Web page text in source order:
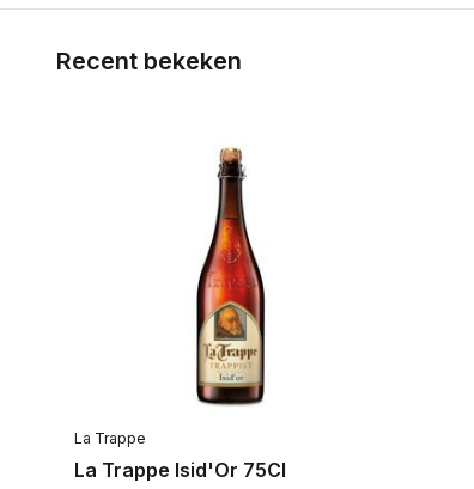
Recent bekeken
La Trappe
La Trappe Isid'Or 75Cl